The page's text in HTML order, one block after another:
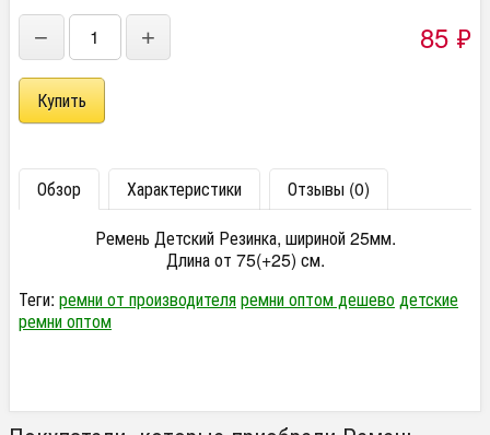
− + 85 ₽
Обзор Характеристики
Отзывы (0)
Ремень Детский Резинка, шириной 25мм.
Длина от 75(+25) см.
Теги: ремни от производителяремни оптом дешеводетские
ремни оптом